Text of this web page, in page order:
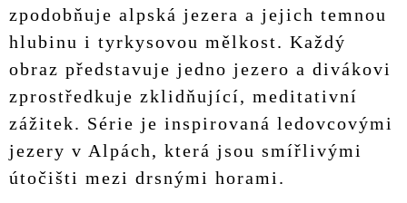
zpodobňuje alpská jezera a jejich temnou
hlubinu i tyrkysovou mělkost. Každý
obraz představuje jedno jezero a divákovi
zprostředkuje zklidňující, meditativní
zážitek. Série je inspirovaná ledovcovými
jezery v Alpách, která jsou smířlivými
útočišti mezi drsnými horami.